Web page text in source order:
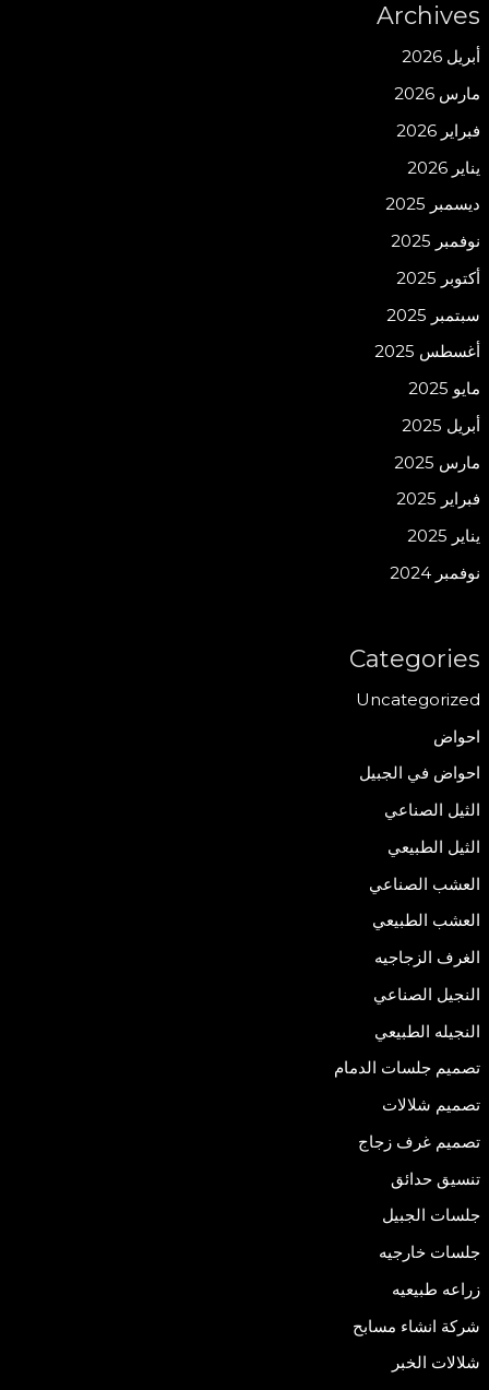
Archives
أبريل 2026
مارس 2026
فبراير 2026
يناير 2026
ديسمبر 2025
نوفمبر 2025
أكتوبر 2025
سبتمبر 2025
أغسطس 2025
مايو 2025
أبريل 2025
مارس 2025
فبراير 2025
يناير 2025
نوفمبر 2024
Categories
Uncategorized
احواض
احواض في الجبيل
الثيل الصناعي
الثيل الطبيعي
العشب الصناعي
العشب الطبيعي
الغرف الزجاجيه
النجيل الصناعي
النجيله الطبيعي
تصميم جلسات الدمام
تصميم شلالات
تصميم غرف زجاج
تنسيق حدائق
جلسات الجبيل
جلسات خارجيه
زراعه طبيعيه
شركة انشاء مسابح
شلالات الخبر